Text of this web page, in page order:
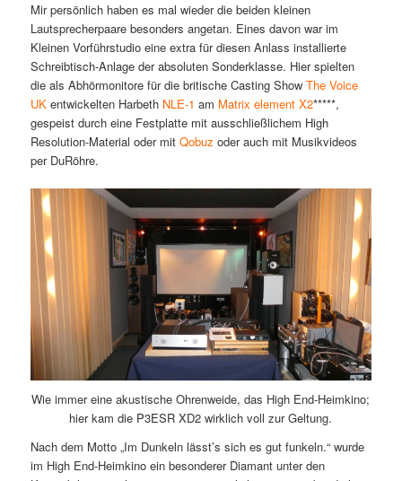
Mir persönlich haben es mal wieder die beiden kleinen
Lautsprecherpaare besonders angetan. Eines davon war im
Kleinen Vorführstudio eine extra für diesen Anlass installierte
Schreibtisch-Anlage der absoluten Sonderklasse. Hier spielten
die als Abhörmonitore für die britische Casting Show The Voice
UKentwickelten Harbeth NLE-1 am Matrix element X2*****,
gespeist durch eine Festplatte mit ausschließlichem High
Resolution-Material oder mit Qobuz oder auch mit Musikvideos
per DuRöhre.
Wie immer eine akustische Ohrenweide, das High End-Heimkino;
hier kam die P3ESR XD2 wirklich voll zur Geltung.
Nach dem Motto „Im Dunkeln lässt’s sich es gut funkeln.“ wurde
im High End-Heimkino ein besonderer Diamant unter den